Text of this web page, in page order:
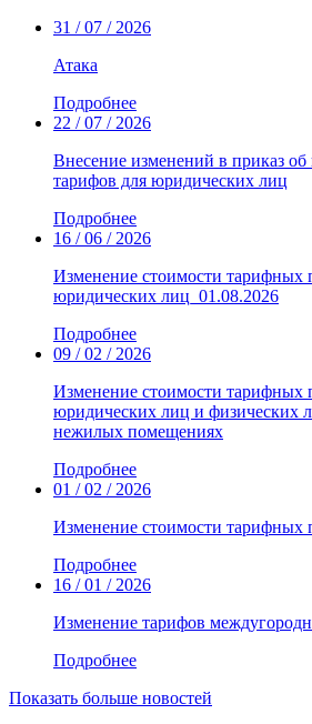
31 / 07 / 2026
Атака
Подробнее
22 / 07 / 2026
Внесение изменений в приказ
тарифов для юридических лиц
Подробнее
16 / 06 / 2026
Изменение стоимости тарифных
юридических лиц_01.08.2026
Подробнее
09 / 02 / 2026
Изменение стоимости тарифных
юридических лиц и физических
нежилых помещениях
Подробнее
01 / 02 / 2026
Изменение стоимости тарифных
Подробнее
16 / 01 / 2026
Изменение тарифов
Подробнее
Показать больше новостей